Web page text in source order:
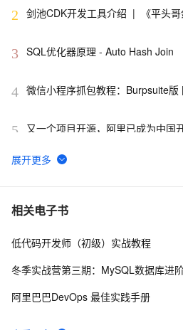
2 剑池CDK开发工具介绍  |  《平头
3 SQL优化器原理 - Auto Hash Join
4 微信小程序抓包教程：Burpsuite版
5 又一个项目开源，阿里已成为中国
6 tailwindcss使用教程
7 我的博客即将入驻“云栖社区”，诚
8 思科路由器的密码恢复
相关电子书
低代码开发师（初级）实战教程
冬季实战营第三期：MySQL数据库进
阿里巴巴DevOps 最佳实践手册